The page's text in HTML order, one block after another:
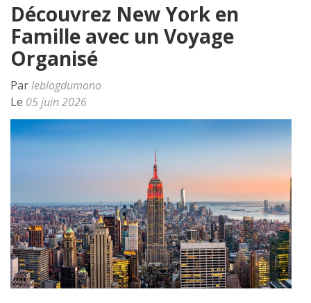
Découvrez New York en
Famille avec un Voyage
Organisé
Parleblogdumono
Le 05 juin 2026